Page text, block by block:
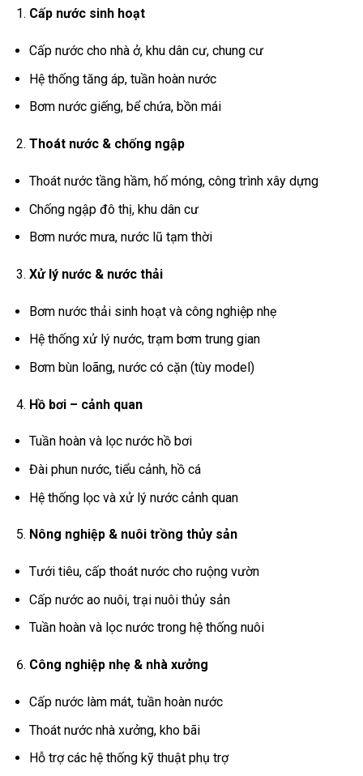
Cấp nước sinh hoạt
Cấp nước cho nhà ở, khu dân cư, chung cư
Hệ thống tăng áp, tuần hoàn nước
Bơm nước giếng, bể chứa, bồn mái
Thoát nước & chống ngập
Thoát nước tầng hầm, hố móng, công trình xây dựng
Chống ngập đô thị, khu dân cư
Bơm nước mưa, nước lũ tạm thời
Xử lý nước & nước thải
Bơm nước thải sinh hoạt và công nghiệp nhẹ
Hệ thống xử lý nước, trạm bơm trung gian
Bơm bùn loãng, nước có cặn (tùy model)
Hồ bơi – cảnh quan
Tuần hoàn và lọc nước hồ bơi
Đài phun nước, tiểu cảnh, hồ cá
Hệ thống lọc và xử lý nước cảnh quan
Nông nghiệp & nuôi trồng thủy sản
Tưới tiêu, cấp thoát nước cho ruộng vườn
Cấp nước ao nuôi, trại nuôi thủy sản
Tuần hoàn và lọc nước trong hệ thống nuôi
Công nghiệp nhẹ & nhà xưởng
Cấp nước làm mát, tuần hoàn nước
Thoát nước nhà xưởng, kho bãi
Hỗ trợ các hệ thống kỹ thuật phụ trợ